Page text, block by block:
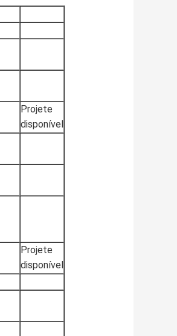
Projete
disponível
Projete
disponível